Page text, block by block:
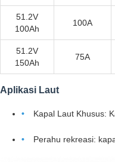
51.2V
100Ah
100A
51.2V
150Ah
75A
Aplikasi Laut
Kapal Laut Khusus:
Perahu rekreasi: